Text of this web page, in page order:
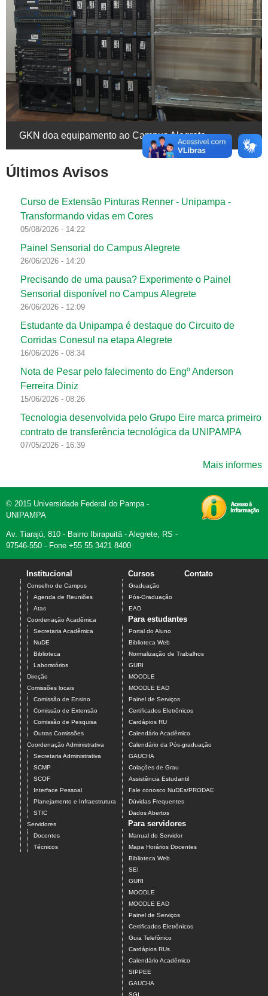
GKN doa equipamento ao Campus Alegrete
Últimos Avisos
Curso de Extensão Pinturas Renner - Unipampa -
Transformando vidas em Cores
05/08/2026 - 14:22
Painel Sensorial do Campus Alegrete
26/06/2026 - 14:20
Precisando de uma pausa? Experimente o Painel
Sensorial disponível no Campus Alegrete
26/06/2026 - 12:09
Estudante da Unipampa é destaque do Circuito de
Corridas Conesul na etapa Alegrete
16/06/2026 - 08:34
Nota de Pesar pelo falecimento do Engº Anderson
Ferreira Diniz
15/06/2026 - 08:26
Tecnologia desenvolvida pelo Grupo Eire marca primeiro
contrato de transferência tecnológica da UNIPAMPA
07/05/2026 - 16:39
Mais informes
© 2015 Universidade Federal do Pampa -
UNIPAMPA
Av. Tiarajú, 810 - Bairro Ibirapuitã - Alegrete, RS -
97546-550 - Fone +55 55 3421 8400
Institucional
Conselho de Campus
Agenda de Reuniões
Atas
Coordenação Acadêmica
Secretaria Acadêmica
NuDE
Biblioteca
Laboratórios
Direção
Comissões locais
Comissão de Ensino
Comissão de Extensão
Comissão de Pesquisa
Outras Comissões
Coordenação Administrativa
Secretaria Administrativa
SCMP
SCOF
Interface Pessoal
Planejamento e Infraestrutura
STIC
Servidores
Docentes
Técnicos
Cursos
Graduação
Pós-Graduação
EAD
Contato
Para estudantes
Portal do Aluno
Biblioteca Web
Normalização de Trabalhos
GURI
MOODLE
MOODLE EAD
Painel de Serviços
Certificados Eletrônicos
Cardápios RU
Calendário Acadêmico
Calendário da Pós-graduação
GAUCHA
Colações de Grau
Assistência Estudantil
Fale conosco NuDEs/PRODAE
Dúvidas Frequentes
Dados Abertos
Para servidores
Manual do Servidor
Mapa Horários Docentes
Biblioteca Web
SEI
GURI
MOODLE
MOODLE EAD
Painel de Serviços
Certificados Eletrônicos
Guia Telefônico
Cardápios RUs
Calendário Acadêmico
SIPPEE
GAUCHA
SGI